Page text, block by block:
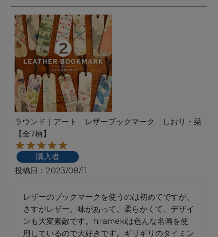
ラウンド｜アート レザーブックマーク しおり・栞
【全7柄】
購入者
投稿日
2023/08/11
レザーのブックマークを使うのは初めてですが、
さすがレザー。味があって、柔らかくて、デザイ
ンも大変素敵です。hiramekiは色んな名画を使
用しているので大好きです。ギリギリのタイミン